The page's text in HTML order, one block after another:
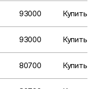
93000 Купить
93000 Купить
80700 Купить